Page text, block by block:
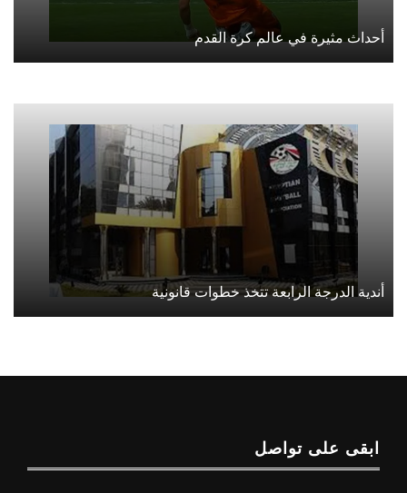
أحداث مثيرة في عالم كرة القدم
أندية الدرجة الرابعة تتخذ خطوات قانونية
ابقى على تواصل